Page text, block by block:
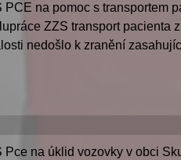
na pomoc s transportem
ZZS transport pacienta
nedošlo k zranění
na úklid vozovky v obci